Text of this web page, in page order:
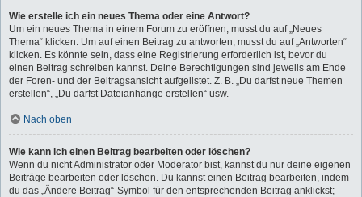
Wie erstelle ich ein neues Thema oder eine Antwort?
Um ein neues Thema in einem Forum zu eröffnen, musst du auf „Neues
Thema“ klicken. Um auf einen Beitrag zu antworten, musst du auf „Antworten“
klicken. Es könnte sein, dass eine Registrierung erforderlich ist, bevor du
einen Beitrag schreiben kannst. Deine Berechtigungen sind jeweils am Ende
der Foren- und der Beitragsansicht aufgelistet. Z. B. „Du darfst neue Themen
erstellen“, „Du darfst Dateianhänge erstellen“ usw.
Nach oben
Wie kann ich einen Beitrag bearbeiten oder löschen?
Wenn du nicht Administrator oder Moderator bist, kannst du nur deine eigenen
Beiträge bearbeiten oder löschen. Du kannst einen Beitrag bearbeiten, indem
du das „Ändere Beitrag“-Symbol für den entsprechenden Beitrag anklickst;